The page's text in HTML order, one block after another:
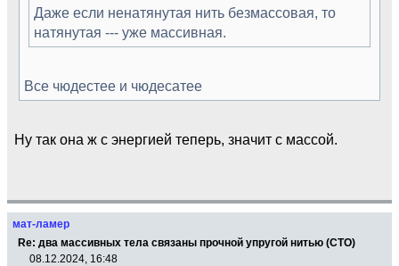
Даже если ненатянутая нить безмассовая, то
натянутая --- уже массивная.
Все чюдестее и чюдесатее
Ну так она ж с энергией теперь, значит с массой.
мат-ламер
Re: два массивных тела связаны прочной упругой нитью (СТО)
08.12.2024, 16:48